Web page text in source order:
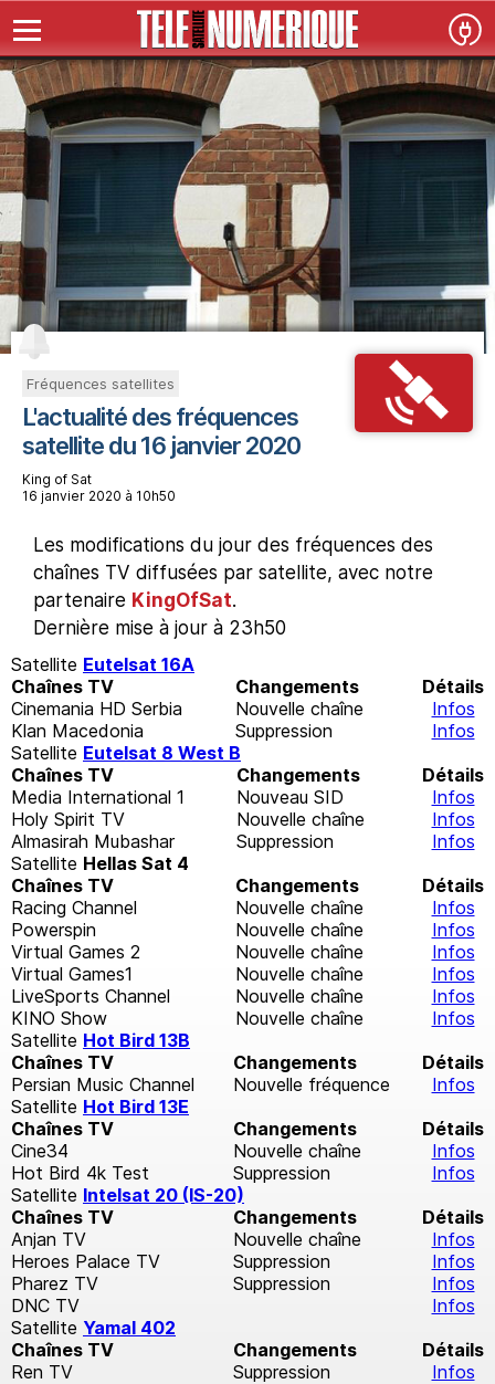
Fréquences satellites
L'actualité des fréquences
satellite du 16 janvier 2020
King of Sat
16 janvier 2020 à 10h50
Les modifications du jour des fréquences des
chaînes TV diffusées par satellite, avec notre
partenaire KingOfSat.
Dernière mise à jour à 23h50
Satellite Eutelsat 16A
Chaînes TV
Changements
Détails
Cinemania HD Serbia
Nouvelle chaîne
Infos
Klan Macedonia
Suppression
Infos
Satellite Eutelsat 8 West B
Chaînes TV
Changements
Détails
Media International 1
Nouveau SID
Infos
Holy Spirit TV
Nouvelle chaîne
Infos
Almasirah Mubashar
Suppression
Infos
Satellite Hellas Sat 4
Chaînes TV
Changements
Détails
Racing Channel
Nouvelle chaîne
Infos
Powerspin
Nouvelle chaîne
Infos
Virtual Games 2
Nouvelle chaîne
Infos
Virtual Games1
Nouvelle chaîne
Infos
LiveSports Channel
Nouvelle chaîne
Infos
KINO Show
Nouvelle chaîne
Infos
Satellite Hot Bird 13B
Chaînes TV
Changements
Détails
Persian Music Channel
Nouvelle fréquence
Infos
Satellite Hot Bird 13E
Chaînes TV
Changements
Détails
Cine34
Nouvelle chaîne
Infos
Hot Bird 4k Test
Suppression
Infos
Satellite Intelsat 20 (IS-20)
Chaînes TV
Changements
Détails
Anjan TV
Nouvelle chaîne
Infos
Heroes Palace TV
Suppression
Infos
Pharez TV
Suppression
Infos
DNC TV
Infos
Satellite Yamal 402
Chaînes TV
Changements
Détails
Ren TV
Suppression Infos